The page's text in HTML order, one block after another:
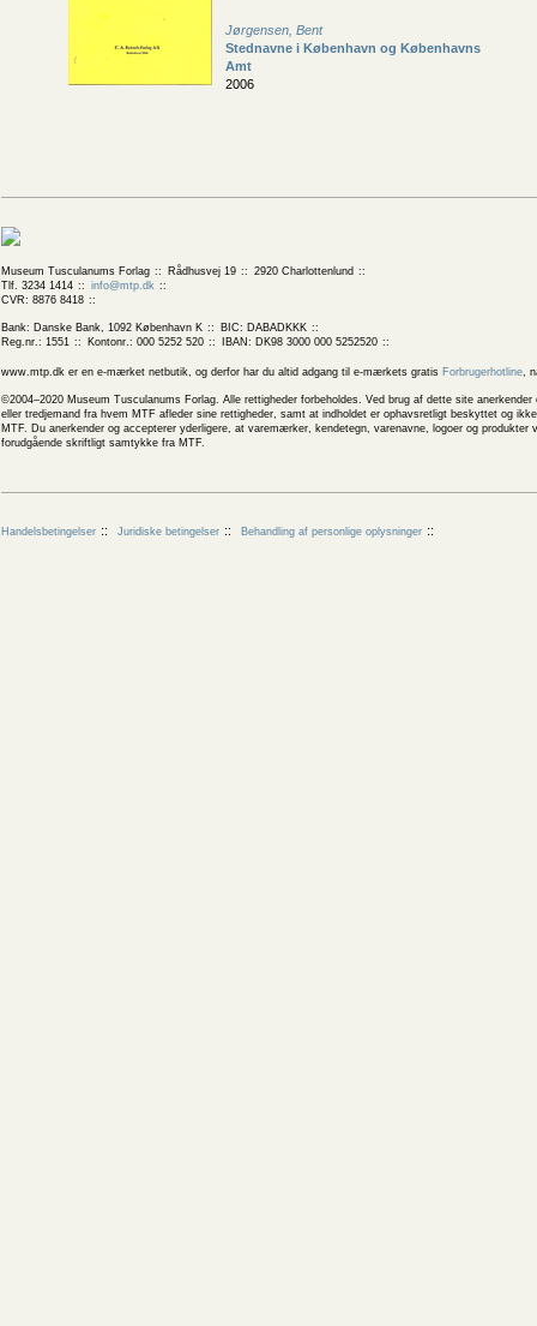
Jørgensen, Bent
Stednavne i København og Københavns
Amt
2006
Museum Tusculanums Forlag Rådhusvej 19
2920 Charlottenlund
Tlf. 3234 1414
info@mtp.dk
CVR: 8876 8418
Bank: Danske Bank, 1092 København K
BIC: DABADKKK
Reg.nr.: 1551
Kontonr.: 000 5252 520 IBAN: DK98 3000 000 5252520
www.mtp.dk er en e-mærket netbutik, og derfor har du altid adgang til e-mærkets gratis Forbrugerhotline,
©2004–2020 Museum Tusculanums Forlag. Alle rettigheder forbeholdes. Ved brug af dette site
eller tredjemand fra hvem MTF afleder sine rettigheder, samt at indholdet er ophavsretligt beskyttet og
MTF. Du anerkender og accepterer yderligere, at varemærker, kendetegn, varenavne, logoer og
forudgående skriftligt samtykke fra MTF.
Handelsbetingelser Juridiske betingelser Behandling af personlige oplysninger